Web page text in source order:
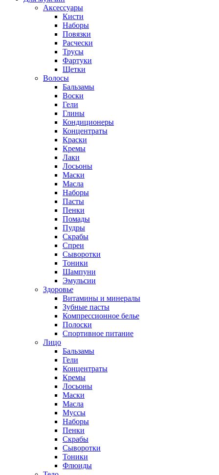
Аксессуары
Кисти
Наборы
Повязки
Расчески
Трусы
Фартуки
Щетки
Волосы
Бальзамы
Воски
Гели
Глины
Кондиционеры
Концентраты
Краски
Кремы
Лаки
Лосьоны
Маски
Масла
Наборы
Пасты
Пенки
Помады
Пудры
Скрабы
Спреи
Сыворотки
Тоники
Шампуни
Эмульсии
Здоровье
Витамины и минералы
Зубные пасты
Компрессионное белье
Полоски
Спортивное питание
Лицо
Бальзамы
Гели
Концентраты
Кремы
Лосьоны
Маски
Масла
Муссы
Наборы
Пенки
Скрабы
Сыворотки
Тоники
Флюиды